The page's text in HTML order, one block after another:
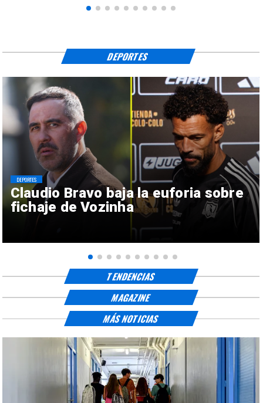
Claudio Bravo baja la euforia sobre
fichaje de Vozinha
DEPORTES
DEPORTES
TENDENCIAS
MAGAZINE
MÁS NOTICIAS